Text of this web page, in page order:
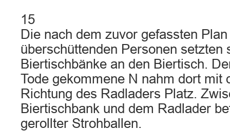
15
Die nach dem zuvor gefassten
überschüttenden Personen setzten
Biertischbänke an den Biertisch.
Tode gekommene N nahm dort mit
Richtung des Radladers Platz.
Biertischbank und dem Radlader
gerollter Strohballen.